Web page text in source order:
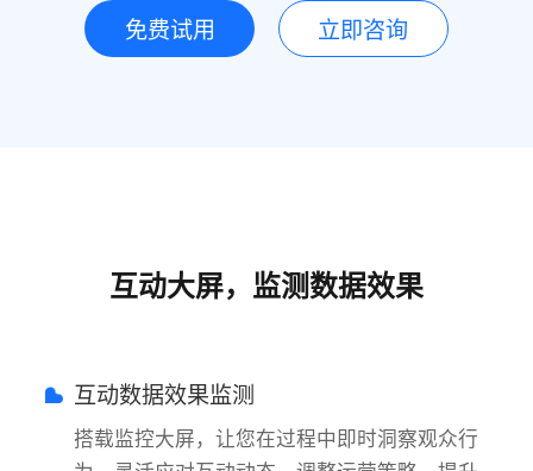
免费试用 立即咨询
互动大屏，监测数据效果
互动数据效果监测
搭载监控大屏，让您在过程中即时洞察观众行